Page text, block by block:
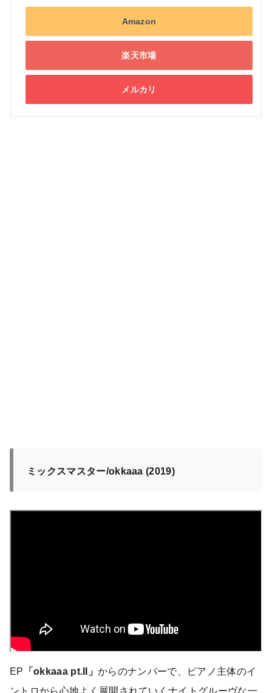
Amazon
楽天市場
メルカリ
ミックスマスター/okkaaa (2019)
EP 「okkaaa pt.II」からのナンバーで、ピアノ主体のイ
ントロから心地よく展開されていくナイトグルーヴな一